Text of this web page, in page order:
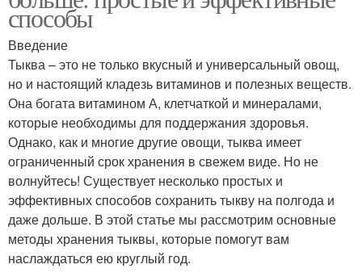
способы
Введение
Тыква – это не только вкусный и универсальный овощ,
но и настоящий кладезь витаминов и полезных веществ.
Она богата витамином А, клетчаткой и минералами,
которые необходимы для поддержания здоровья.
Однако, как и многие другие овощи, тыква имеет
ограниченный срок хранения в свежем виде. Но не
волнуйтесь! Существует несколько простых и
эффективных способов сохранить тыкву на полгода и
даже дольше. В этой статье мы рассмотрим основные
методы хранения тыквы, которые помогут вам
наслаждаться ею круглый год.